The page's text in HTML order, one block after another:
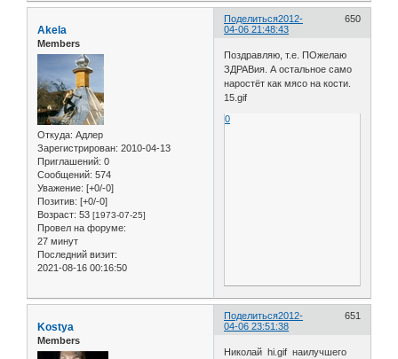
Поделиться 650
2012-
04-06 21:48:43
Akela
Members
Откуда: Адлер
Зарегистрирован: 2010-04-13
Приглашений: 0
Сообщений: 574
Уважение: [+0/-0]
Позитив: [+0/-0]
Возраст: 53 [1973-07-25]
Провел на форуме:
27 минут
Последний визит:
2021-08-16 00:16:50
Поздравляю, т.е. ПОжелаю
ЗДРАВия. А остальное само
наростёт как мясо на кости.
15.gif
0
Поделиться 651
2012-
04-06 23:51:38
Kostya
Members
Николай hi.gif наилучшего